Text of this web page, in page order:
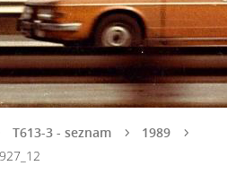
T613-3 - seznam
1989